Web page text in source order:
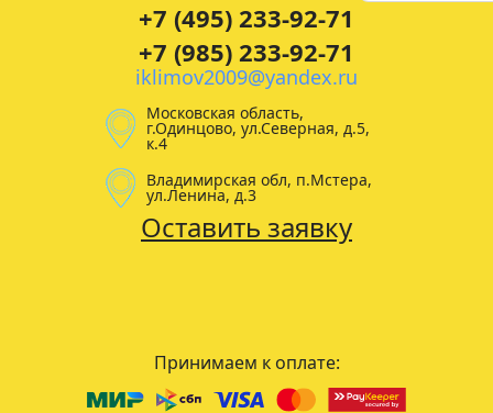
+7 (495) 233-92-71
+7 (985) 233-92-71
iklimov2009@yandex.ru
Московская область,
г.Одинцово, ул.Северная, д.5,
к.4
Владимирская обл, п.Мстера,
ул.Ленина, д.3
Оставить заявку
Принимаем к оплате: